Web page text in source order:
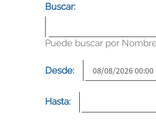
Buscar:
Puede buscar por
Desde:
Hasta: